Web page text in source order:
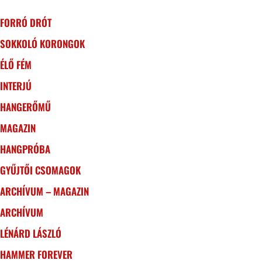
FORRÓ DRÓT
SOKKOLÓ KORONGOK
ÉLŐ FÉM
INTERJÚ
HANGERŐMŰ
MAGAZIN
HANGPRÓBA
GYŰJTŐI CSOMAGOK
ARCHÍVUM – MAGAZIN
ARCHÍVUM
LÉNÁRD LÁSZLÓ
HAMMER FOREVER